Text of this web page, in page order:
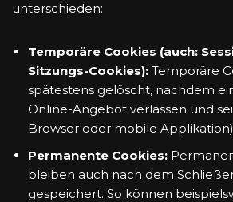
unterschieden:
Temporäre Cookies (auch:
Sitzungs-Cookies): Temporäre
spätestens gelöscht, nachdem
Online-Angebot verlassen und
Browser oder mobile
Permanente Cookies:
bleiben auch nach dem
gespeichert. So können